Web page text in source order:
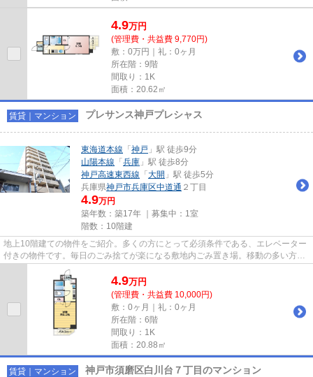
4.9万円
(管理費・共益費 9,770円)
敷：0万円｜礼：0ヶ月
所在階：9階
間取り：1K
面積：20.62㎡
賃貸｜マンション プレサンス神戸プレシャス
東海道本線 「 神戸 」駅 徒歩9分
山陽本線 「 兵庫 」駅 徒歩8分
神戸高速東西線 「 大開 」駅 徒歩5分
兵庫県神戸市兵庫区中道通 ２丁目
4.9万円
築年数：築17年 ｜募集中： 1室
階数：10階建
地上10階建ての物件をご紹介。多くの方にとって必須条件である、エレベーター
付きの物件です。毎日のごみ捨てが楽になる敷地内ごみ置き場。移動の多い方に
嬉しい駅から徒歩9分の物件で...
4.9万円
(管理費・共益費 10,000円)
敷：0ヶ月｜礼：0ヶ月
所在階：6階
間取り：1K
面積：20.88㎡
賃貸｜マンション 神戸市須磨区白川台７丁目のマンション